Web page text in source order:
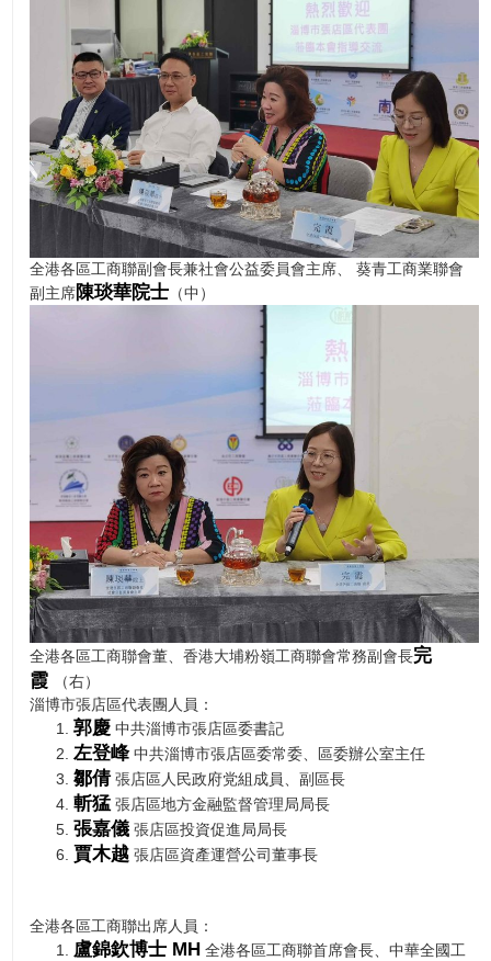
全港各區工商聯副會長兼社會公益委員會主席、 葵青工商業聯會
副主席陳琰華院士 （中）
全港各區工商聯會董、香港大埔粉嶺工商聯會常務副會長完
霞
（右）
淄博市張店區代表團人員：
郭慶 中共淄博市張店區委書記
左登峰中共淄博市張店區委常委、區委辦公室主任
鄒倩張店區人民政府党組成員、副區長
斬猛 張店區地方金融監督管理局局長
張嘉儀 張店區投資促進局局長
賈木越 張店區資產運營公司董事長
全港各區工商聯出席人員：
盧錦欽博士 MH 全港各區工商聯首席會長、中華全國工